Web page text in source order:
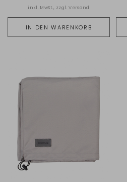
IN DEN WARENKORB
inkl. MwSt., zzgl.Versand